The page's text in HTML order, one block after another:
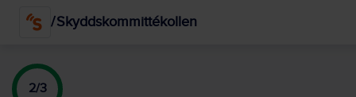
till
/Skyddskommittékollen
2/3